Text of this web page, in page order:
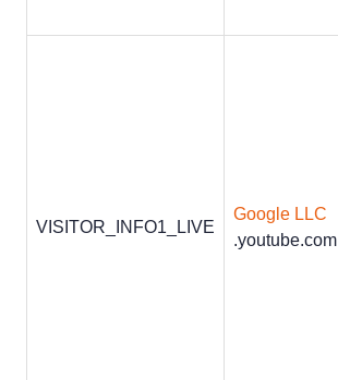
VISITOR_INFO1_LIVE
Google LLC
.youtube.com